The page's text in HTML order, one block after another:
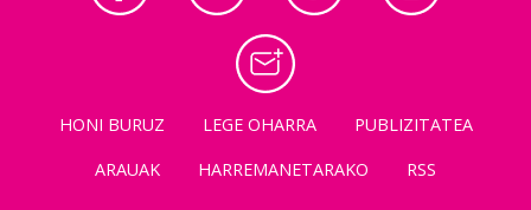
HONI BURUZ LEGE OHARRA
PUBLIZITATEA
ARAUAK
HARREMANETARAKO RSS